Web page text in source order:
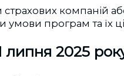
компаній
умови програм та їх
липня 2025